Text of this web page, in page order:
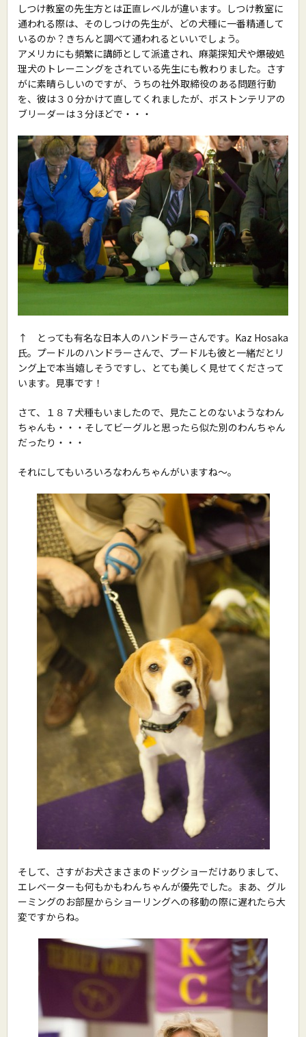
しつけ教室の先生方とは正直レベルが違います。しつけ教室に
通われる際は、そのしつけの先生が、どの犬種に一番精通して
いるのか？きちんと調べて通われるといいでしょう。
アメリカにも頻繁に講師として派遣され、麻薬探知犬や爆破処
理犬のトレーニングをされている先生にも教わりました。さす
がに素晴らしいのですが、うちの社外取締役のある問題行動
を、彼は３０分かけて直してくれましたが、ボストンテリアの
ブリーダーは３分ほどで・・・
↑ とっても有名な日本人のハンドラーさんです。Kaz Hosaka
氏。プードルのハンドラーさんで、プードルも彼と一緒だとリ
ング上で本当嬉しそうですし、とても美しく見せてくださって
います。見事です！
さて、１８７犬種もいましたので、見たことのないようなわん
ちゃんも・・・そしてビーグルと思ったら似た別のわんちゃん
だったり・・・
それにしてもいろいろなわんちゃんがいますね〜。
そして、さすがお犬さまさまのドッグショーだけありまして、
エレベーターも何もかもわんちゃんが優先でした。まあ、グル
ーミングのお部屋からショーリングへの移動の際に遅れたら大
変ですからね。